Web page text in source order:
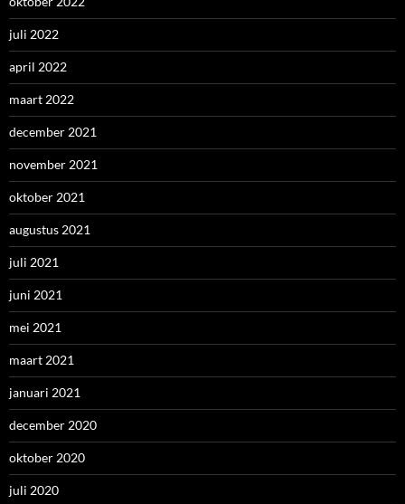
juli 2022
april 2022
maart 2022
december 2021
november 2021
oktober 2021
augustus 2021
juli 2021
juni 2021
mei 2021
maart 2021
januari 2021
december 2020
oktober 2020
juli 2020